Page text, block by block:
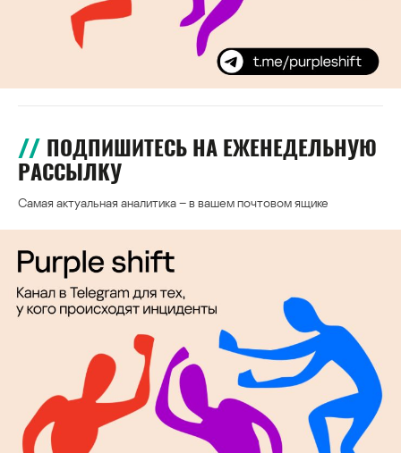
ПОДПИШИТЕСЬ НА ЕЖЕНЕДЕЛЬНУЮ
РАССЫЛКУ
Самая актуальная аналитика – в вашем почтовом ящике